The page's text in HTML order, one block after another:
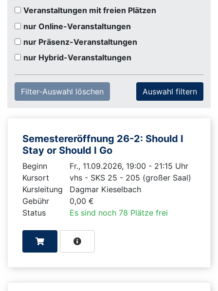
Veranstaltungen mit freien Plätzen
nur Online-Veranstaltungen
nur Präsenz-Veranstaltungen
nur Hybrid-Veranstaltungen
Filter-Auswahl löschen
Semestereröffnung 26-2: Should I
Stay or Should I Go
Beginn
Fr., 11.09.2026, 19:00 - 21:15 Uhr
Kursort
vhs - SKS 25 - 205 (großer Saal)
Kursleitung
Dagmar Kieselbach
Gebühr
0,00 €
Status
Es sind noch 78 Plätze frei